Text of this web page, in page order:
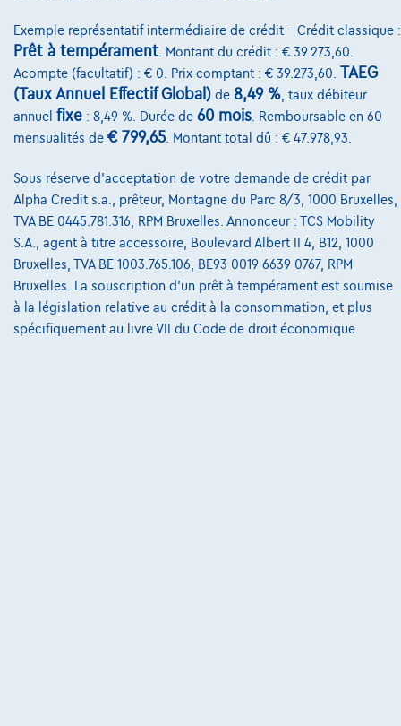
Exemple représentatif intermédiaire de crédit – Crédit classique :
Prêt à tempérament. Montant du crédit : € 39.273,60.
Acompte (facultatif) : € 0. Prix comptant : € 39.273,60.
TAEG
(Taux Annuel Effectif Global) de 8,49 %, taux débiteur
annuel fixe : 8,49 %. Durée de 60 mois. Remboursable en 60
mensualités de € 799,65. Montant total dû : € 47.978,93.
Sous réserve d'acceptation de votre demande de crédit par
Alpha Credit s.a., prêteur, Montagne du Parc 8/3, 1000 Bruxelles,
TVA BE 0445.781.316, RPM Bruxelles. Annonceur : TCS Mobility
S.A., agent à titre accessoire, Boulevard Albert II 4, B12, 1000
Bruxelles, TVA BE 1003.765.106, BE93 0019 6639 0767, RPM
Bruxelles. La souscription d'un prêt à tempérament est soumise
à la législation relative au crédit à la consommation, et plus
spécifiquement au livre VII du Code de droit économique.
Qui nous sommes
Charte de qualité
Nos dealers
Nos partenaires
Contact
@2024 TCS Mobility SA/NV Copyright
Conditions Générales